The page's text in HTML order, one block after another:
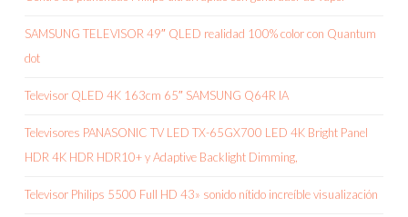
SAMSUNG TELEVISOR 49″ QLED realidad 100% color con Quantum
dot
Televisor QLED 4K 163cm 65″ SAMSUNG Q64R IA
Televisores PANASONIC TV LED TX-65GX700 LED 4K Bright Panel
HDR 4K HDR HDR10+ y Adaptive Backlight Dimming,
Televisor Philips 5500 Full HD 43» sonido nítido increíble visualización